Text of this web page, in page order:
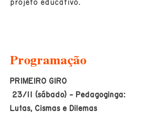
projeto educativo.
Programação
​PRIMEIRO GIRO
23/11 (sábado) - Pedagoginga:
Lutas, Cismas e Dilemas